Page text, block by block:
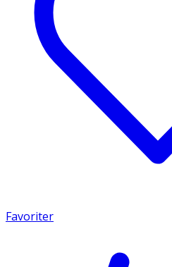
Favoriter